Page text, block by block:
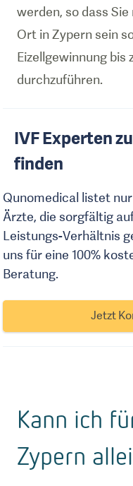
werden, so dass
Ort in Zypern sein
Eizellgewinnung
durchzuführen.
IVF Experten
finden
Qunomedical listet
Ärzte, die sorgfältig
Leistungs-Verhältnis
uns für eine 100%
Beratung.
Jetzt
Kann ich
Zypern